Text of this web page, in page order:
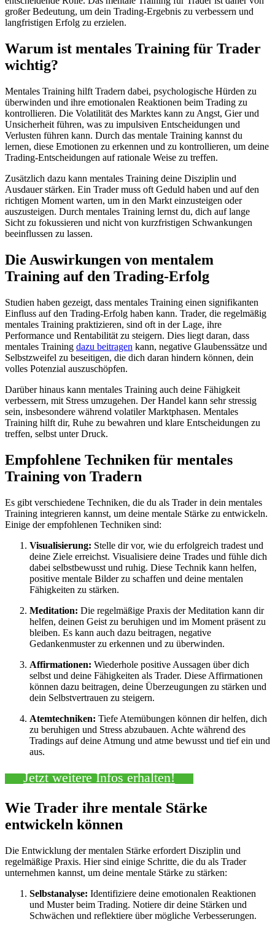
großer Bedeutung, um dein Trading-Ergebnis zu verbessern und
langfristigen Erfolg zu erzielen.
Warum ist mentales Training für Trader
wichtig?
Mentales Training hilft Tradern dabei, psychologische Hürden zu
überwinden und ihre emotionalen Reaktionen beim Trading zu
kontrollieren. Die Volatilität des Marktes kann zu Angst, Gier und
Unsicherheit führen, was zu impulsiven Entscheidungen und
Verlusten führen kann. Durch das mentale Training kannst du
lernen, diese Emotionen zu erkennen und zu kontrollieren, um deine
Trading-Entscheidungen auf rationale Weise zu treffen.
Zusätzlich dazu kann mentales Training deine Disziplin und
Ausdauer stärken. Ein Trader muss oft Geduld haben und auf den
richtigen Moment warten, um in den Markt einzusteigen oder
auszusteigen. Durch mentales Training lernst du, dich auf lange
Sicht zu fokussieren und nicht von kurzfristigen Schwankungen
beeinflussen zu lassen.
Die Auswirkungen von mentalem
Training auf den Trading-Erfolg
Studien haben gezeigt, dass mentales Training einen signifikanten
Einfluss auf den Trading-Erfolg haben kann. Trader, die regelmäßig
mentales Training praktizieren, sind oft in der Lage, ihre
Performance und Rentabilität zu steigern. Dies liegt daran, dass
mentales Training dazu beitragen kann, negative Glaubenssätze und
Selbstzweifel zu beseitigen, die dich daran hindern können, dein
volles Potenzial auszuschöpfen.
Darüber hinaus kann mentales Training auch deine Fähigkeit
verbessern, mit Stress umzugehen. Der Handel kann sehr stressig
sein, insbesondere während volatiler Marktphasen. Mentales
Training hilft dir, Ruhe zu bewahren und klare Entscheidungen zu
treffen, selbst unter Druck.
Empfohlene Techniken für mentales
Training von Tradern
Es gibt verschiedene Techniken, die du als Trader in dein mentales
Training integrieren kannst, um deine mentale Stärke zu entwickeln.
Einige der empfohlenen Techniken sind:
Visualisierung: Stelle dir vor, wie du erfolgreich tradest und
deine Ziele erreichst. Visualisiere deine Trades und fühle dich
dabei selbstbewusst und ruhig. Diese Technik kann helfen,
positive mentale Bilder zu schaffen und deine mentalen
Fähigkeiten zu stärken.
Meditation: Die regelmäßige Praxis der Meditation kann dir
helfen, deinen Geist zu beruhigen und im Moment präsent zu
bleiben. Es kann auch dazu beitragen, negative
Gedankenmuster zu erkennen und zu überwinden.
Affirmationen: Wiederhole positive Aussagen über dich
selbst und deine Fähigkeiten als Trader. Diese Affirmationen
können dazu beitragen, deine Überzeugungen zu stärken und
dein Selbstvertrauen zu steigern.
Atemtechniken: Tiefe Atemübungen können dir helfen, dich
zu beruhigen und Stress abzubauen. Achte während des
Tradings auf deine Atmung und atme bewusst und tief ein und
aus.
Jetzt weitere Infos erhalten!
Wie Trader ihre mentale Stärke
entwickeln können
Die Entwicklung der mentalen Stärke erfordert Disziplin und
regelmäßige Praxis. Hier sind einige Schritte, die du als Trader
unternehmen kannst, um deine mentale Stärke zu stärken:
Selbstanalyse: Identifiziere deine emotionalen Reaktionen
und Muster beim Trading. Notiere dir deine Stärken und
Schwächen und reflektiere über mögliche Verbesserungen.